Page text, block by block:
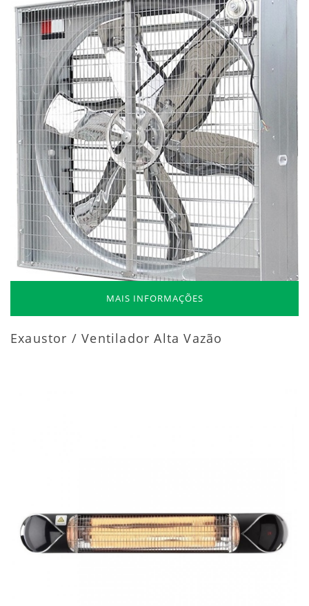
MAIS INFORMAÇÕES
Exaustor / Ventilador Alta Vazão